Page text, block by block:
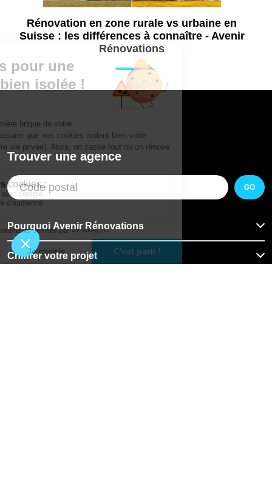
Rénovation en zone rurale vs urbaine en
Suisse : les différences à connaître - Avenir
Rénovations
Trouver une agence
GO
Pourquoi Avenir Rénovations
Chiffrer votre projet